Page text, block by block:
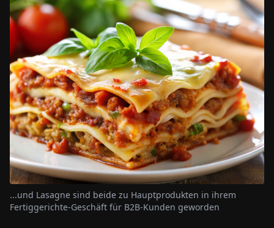
...und Lasagne sind beide zu Hauptprodukten in ihrem
Fertiggerichte-Geschäft für B2B-Kunden geworden